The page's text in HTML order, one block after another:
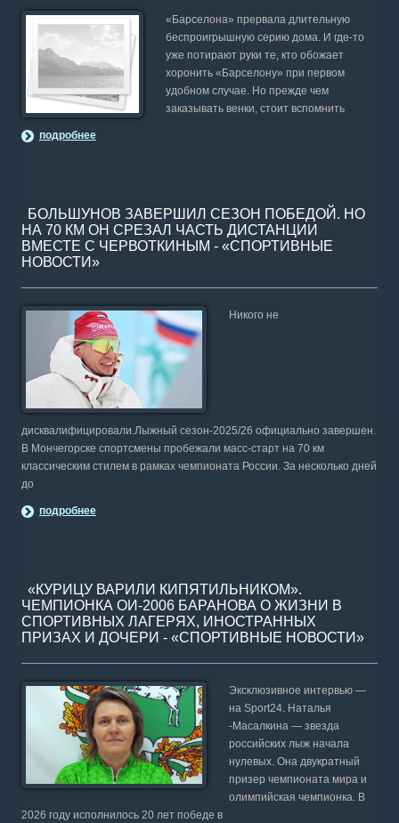
«Барселона» прервала длительную
беспроигрышную серию дома. И где-то
уже потирают руки те, кто обожает
хоронить «Барселону» при первом
удобном случае. Но прежде чем
заказывать венки, стоит вспомнить
подробнее
БОЛЬШУНОВ ЗАВЕРШИЛ СЕЗОН ПОБЕДОЙ. НО
НА 70 КМ ОН СРЕЗАЛ ЧАСТЬ ДИСТАНЦИИ
ВМЕСТЕ С ЧЕРВОТКИНЫМ - «СПОРТИВНЫЕ
НОВОСТИ»
Никого не
дисквалифицировали.Лыжный сезон-2025/26 официально завершен.
В Мончегорске спортсмены пробежали масс-старт на 70 км
классическим стилем в рамках чемпионата России. За несколько дней
до
подробнее
«КУРИЦУ ВАРИЛИ КИПЯТИЛЬНИКОМ».
ЧЕМПИОНКА ОИ-2006 БАРАНОВА О ЖИЗНИ В
СПОРТИВНЫХ ЛАГЕРЯХ, ИНОСТРАННЫХ
ПРИЗАХ И ДОЧЕРИ - «СПОРТИВНЫЕ НОВОСТИ»
Эксклюзивное интервью —
на Sport24. Наталья
-Масалкина — звезда
российских лыж начала
нулевых. Она двукратный
призер чемпионата мира и
олимпийская чемпионка. В
2026 году исполнилось 20 лет победе в